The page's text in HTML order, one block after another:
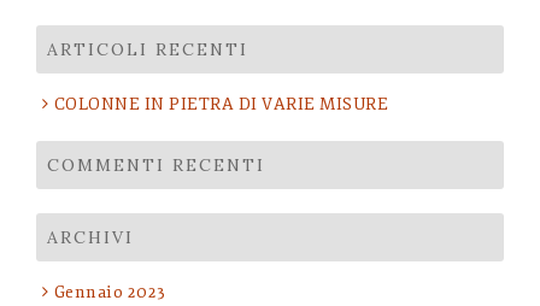
ARTICOLI RECENTI
COLONNE IN PIETRA DI VARIE MISURE
COMMENTI RECENTI
ARCHIVI
Gennaio 2023